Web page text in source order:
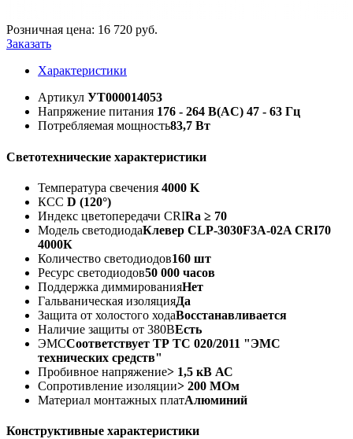
Розничная цена: 16 720 руб.
Заказать
Характеристики
Артикул УТ000014053
Напряжение питания 176 - 264 B(AC) 47 - 63 Гц
Потребляемая мощность83,7 Вт
Светотехнические характеристики
Температура свечения 4000 K
КСС D (120°)
Индекс цветопередачи CRIRa ≥ 70
Модель светодиодаКлевер CLP-3030F3A-02A CRI70
4000К
Количество светодиодов160 шт
Ресурс светодиодов50 000 часов
Поддержка диммированияНет
Гальваническая изоляцияДа
Защита от холостого ходаВосстанавливается
Наличие защиты от 380ВЕсть
ЭМССоответствует ТР ТС 020/2011 "ЭМС
технических средств"
Пробивное напряжение> 1,5 кВ АС
Сопротивление изоляции> 200 МОм
Материал монтажных платАлюминий
Конструктивные характеристики